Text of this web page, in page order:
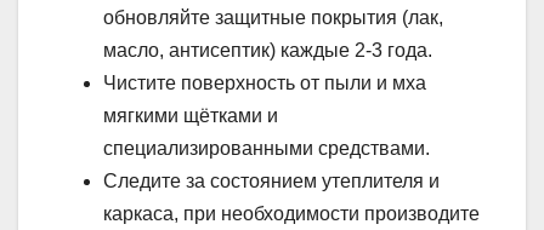
обновляйте защитные покрытия (лак,
масло, антисептик) каждые 2-3 года.
Чистите поверхность от пыли и мха
мягкими щётками и
специализированными средствами.
Следите за состоянием утеплителя и
каркаса, при необходимости производите